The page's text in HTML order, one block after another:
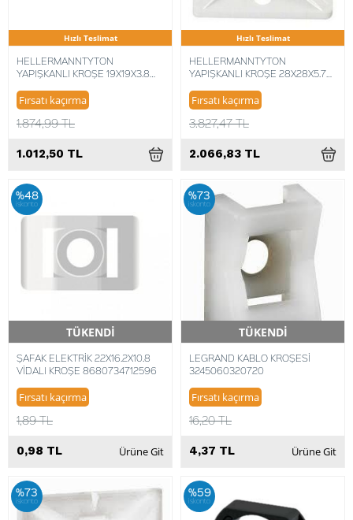
Hızlı Teslimat
HELLERMANNTYTON
YAPIŞKANLI KROŞE 19X19X3.8
5022660311727
Fırsatı kaçırma
1.874,99 TL
1.012,50 TL
Hızlı Teslimat
HELLERMANNTYTON
YAPIŞKANLI KROŞE 28X28X5.7
5022660020803
Fırsatı kaçırma
3.827,47 TL
2.066,83 TL
%48
iskonto
TÜKENDİ
Hızlı Teslimat
ŞAFAK ELEKTRİK 22X16.2X10.8
VİDALI KROŞE 8680734712596
Fırsatı kaçırma
1,89 TL
0,98 TL Ürüne Git
%73
iskonto
TÜKENDİ
Hızlı Teslimat
LEGRAND KABLO KROŞESİ
3245060320720
Fırsatı kaçırma
16,20 TL
4,37 TL Ürüne Git
%73
iskonto
%59
iskonto